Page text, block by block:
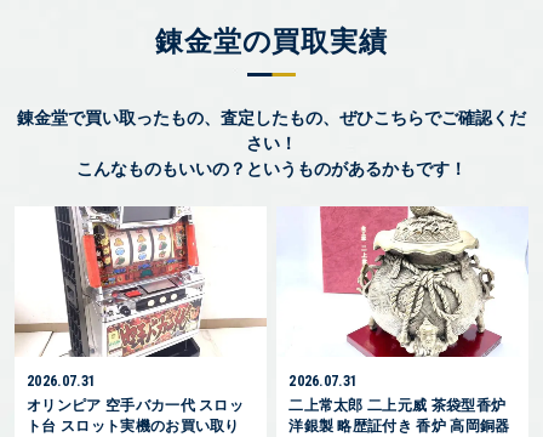
錬金堂の買取実績
錬金堂で買い取ったもの、査定したもの、ぜひこちらでご確認くだ
さい！
こんなものもいいの？というものがあるかもです！
2026.07.31
オリンピア 空手バカ一代 スロッ
ト台 スロット実機のお買い取り
2026.07.31
二上常太郎 二上元威 茶袋型香炉
洋銀製 略歴証付き 香炉 高岡銅器